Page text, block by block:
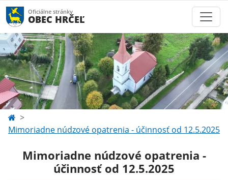
Oficiálne stránky
OBEC HRČEĽ
Mimoriadne núdzové opatrenia - účinnosť od 12.5.2025
Mimoriadne núdzové opatrenia -
účinnosť od 12.5.2025